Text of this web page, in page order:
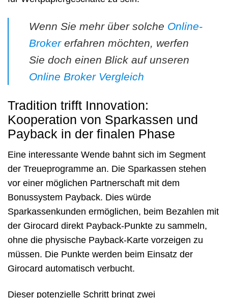
Wenn Sie mehr über solche Online-
Brokererfahren möchten, werfen
Sie doch einen Blick auf unseren
Online Broker Vergleich
Tradition trifft Innovation:
Kooperation von Sparkassen und
Payback in der finalen Phase
Eine interessante Wende bahnt sich im Segment
der Treueprogramme an. Die Sparkassen stehen
vor einer möglichen Partnerschaft mit dem
Bonussystem Payback. Dies würde
Sparkassenkunden ermöglichen, beim Bezahlen mit
der Girocard direkt Payback-Punkte zu sammeln,
ohne die physische Payback-Karte vorzeigen zu
müssen. Die Punkte werden beim Einsatz der
Girocard automatisch verbucht.
Dieser potenzielle Schritt bringt zwei